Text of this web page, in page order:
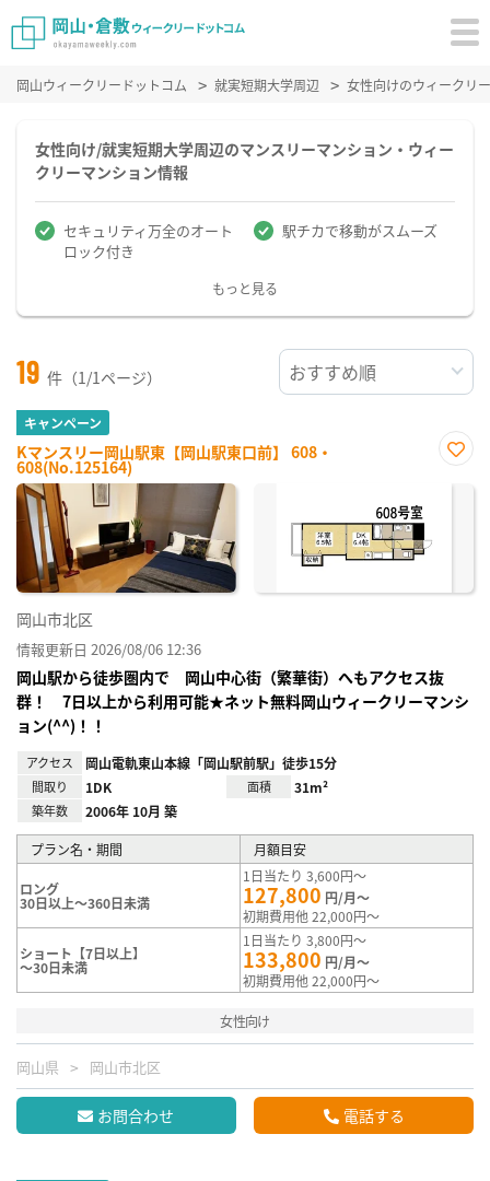
岡山ウィークリードットコム 就実短期大学周辺 女性向けのウィークリ
女性向け/就実短期大学周辺のマンスリーマンション・ウィー
クリーマンション情報
セキュリティ万全のオート
ロック付き
駅チカで移動がスムーズ
もっと見る
19 件（1/1ページ）
キャンペーン
Kマンスリー岡山駅東【岡山駅東口前】 608・
608(No.125164)
に入
岡山市北区
情報更新日 2026/08/06 12:36
岡山駅から徒歩圏内で 岡山中心街（繁華街）へもアクセス抜
群！ 7日以上から利用可能★ネット無料岡山ウィークリーマンシ
ョン(^^)！！
アクセス 岡山電軌東山本線「岡山駅前駅」徒歩15分
間取り 1DK 面積 31m²
築年数 2006年 10月 築
プラン名・期間 月額目安
ロング
30日以上～360日未満
1日当たり 3,600円～
127,800 円/月～
初期費用他 22,000円～
ショート【7日以上】
～30日未満
1日当たり 3,800円～
133,800 円/月～
初期費用他 22,000円～
女性向け
岡山県 岡山市北区
お問合わせ 電話する